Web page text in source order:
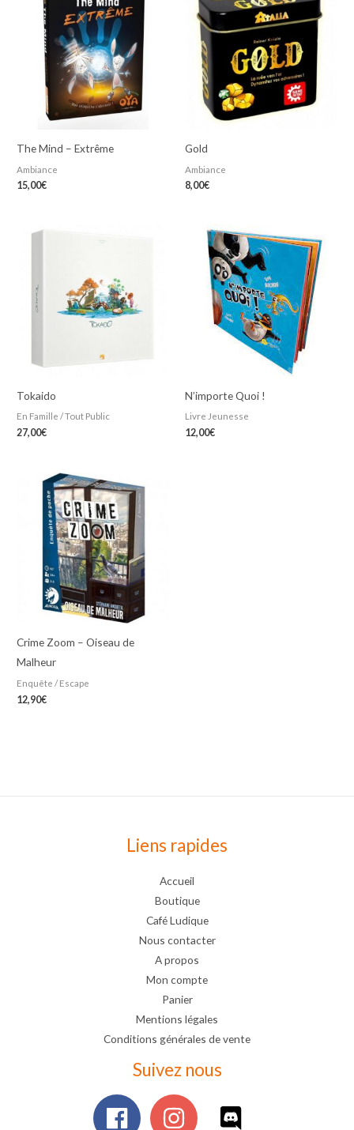
The Mind – Extrême
Ambiance
15,00€
Gold
Ambiance
8,00€
Tokaido
En Famille / Tout Public
27,00€
N’importe Quoi !
Livre Jeunesse
12,00€
Crime Zoom – Oiseau de
Malheur
Enquête / Escape
12,90€
Liens rapides
Accueil
Boutique
Café Ludique
Nous contacter
A propos
Mon compte
Panier
Mentions légales
Conditions générales de vente
Suivez nous